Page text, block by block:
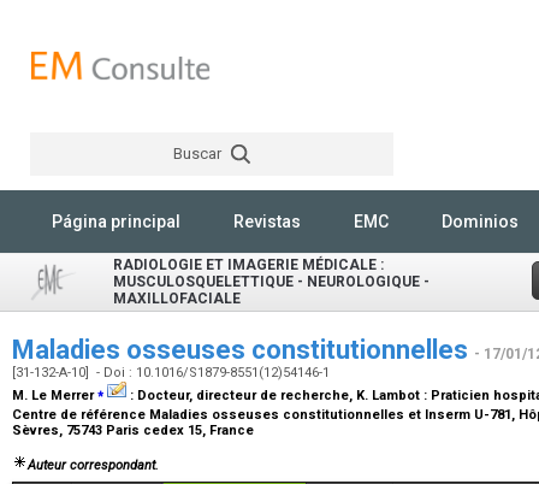
Buscar
Página principal Revistas EMC Dominios
RADIOLOGIE ET IMAGERIE MÉDICALE :
MUSCULOSQUELETTIQUE - NEUROLOGIQUE -
MAXILLOFACIALE
Maladies osseuses constitutionnelles - 17/01/
[31-132-A-10] - Doi : 10.1016/S1879-8551(12)54146-1
M. Le Merrer⁎ : Docteur, directeur de recherche, K. Lambot : Praticien
Centre de référence Maladies osseuses constitutionnelles et Inserm U-781,
Sèvres, 75743 Paris cedex 15, France
Auteur correspondant.